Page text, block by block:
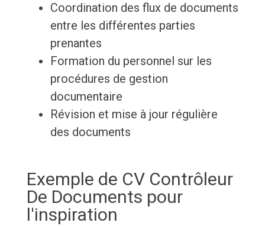
Coordination des flux de documents
entre les différentes parties
prenantes
Formation du personnel sur les
procédures de gestion
documentaire
Révision et mise à jour régulière
des documents
Exemple de CV Contrôleur
De Documents pour
l'inspiration